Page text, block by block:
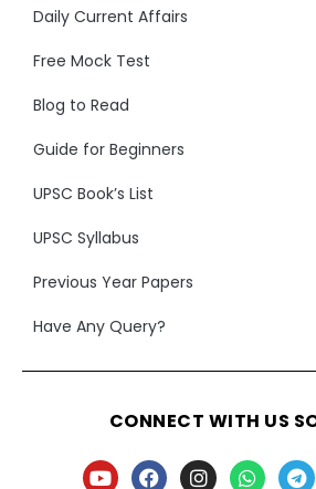
Daily Current Affairs
Free Mock Test
Blog to Read
Guide for Beginners
UPSC Book’s List
UPSC Syllabus
Previous Year Papers
Have Any Query?
CONNECT WITH US